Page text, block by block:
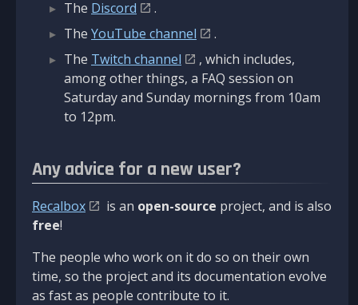
The Discord
.
The YouTube channel
.
The Twitch channel
, which includes,
among other things, a FAQ session on
Saturday and Sunday mornings from 10am
to 12pm.
Any advice for a new user?
Recalbox is an open-source project, and is also
free!
The people who work on it do so on their own
time, so the project and its documentation evolve
as fast as people contribute to it.